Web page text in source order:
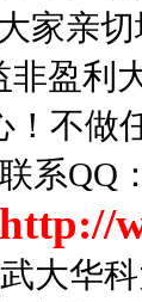
家亲
盈利
！不做
系QQ
http://
大华